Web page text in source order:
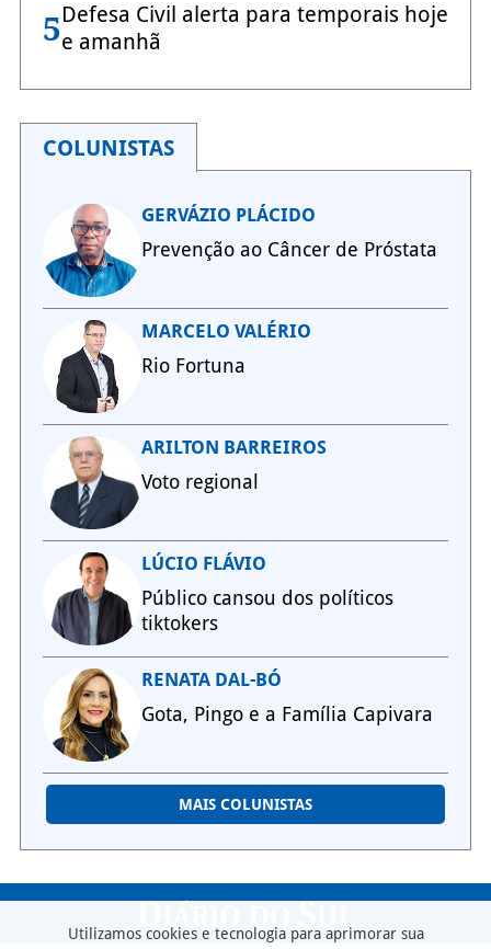
5Defesa Civil alerta para temporais hoje
e amanhã
COLUNISTAS
GERVÁZIO PLÁCIDO
Prevenção ao Câncer de Próstata
MARCELO VALÉRIO
Rio Fortuna
ARILTON BARREIROS
Voto regional
LÚCIO FLÁVIO
Público cansou dos políticos
tiktokers
RENATA DAL-BÓ
Gota, Pingo e a Família Capivara
MAIS COLUNISTAS
Utilizamos cookies e tecnologia para aprimorar sua